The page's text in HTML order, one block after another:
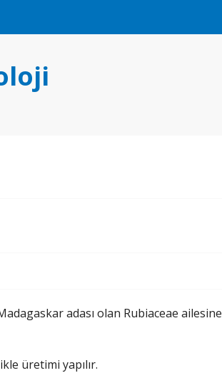
adası olan Rubiaceae ailesine
üretimi yapılır.